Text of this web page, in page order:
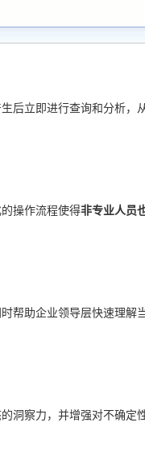
后立即进行查询和分析，
操作流程使得非专业人员
帮助企业领导层快速理解
洞察力，并增强对不确定